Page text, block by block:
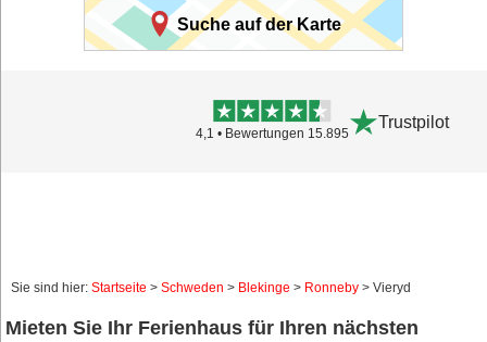
Suche auf der Karte
4,1 • Bewertungen 15.895
Trustpilot
Sie sind hier: Startseite > Schweden > Blekinge > Ronneby > Vieryd
Mieten Sie Ihr Ferienhaus für Ihren nächsten